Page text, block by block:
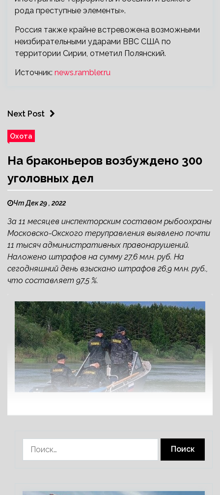
рода преступные элементы».
Россия также крайне встревожена возможными
неизбирательными ударами ВВС США по
территории Сирии, отметил Полянский.
Источник: news.rambler.ru
Next Post
Охота
На браконьеров возбуждено 300
уголовных дел
Чт Дек 29 , 2022
За 11 месяцев инспекторским составом рыбоохраны
Московско-Окского теруправления выявлено почти
11 тысяч административных правонарушений.
Наложено штрафов на сумму 27,6 млн. руб. На
сегодняшний день взыскано штрафов 26,9 млн. руб.,
что составляет 97,5 %.